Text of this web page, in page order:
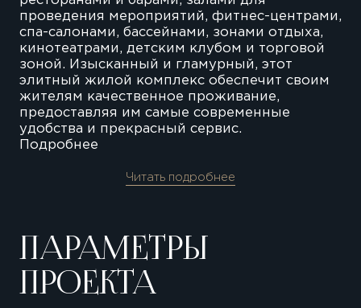
проведения мероприятий, фитнес-центрами,
спа-салонами, бассейнами, зонами отдыха,
кинотеатрами, детским клубом и торговой
зоной. Изысканный и гламурный, этот
элитный жилой комплекс обеспечит своим
жителям качественное проживание,
предоставляя им самые современные
удобства и прекрасный сервис.
Подробнее
Читать подробнее
ПАРАМЕТРЫ
ПРОЕКТА